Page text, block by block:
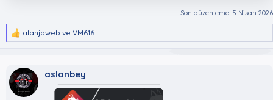
Son düzenleme: 5 Nisan 2026
T
p
i
l
e
alanjaweb ve VM616
aslanbey